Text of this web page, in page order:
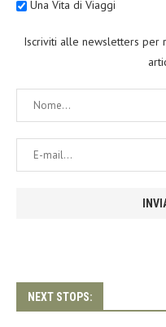
Una Vita di Viaggi
Iscriviti alle newsletters per
NEXT STOPS: